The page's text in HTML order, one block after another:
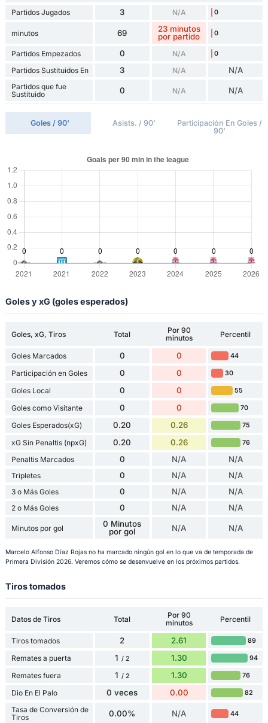
Partidos Jugados 3 N/A 0
minutos 69
23 minutos
por partido
0
Partidos Empezados 0 N/A 0
Partidos Sustituidos En 3 N/A N/A
Partidos que fue
Sustituido
0 N/A N/A
Goles / 90' Asists. / 90'
Participación En Goles /
90'
Goles y xG (goles esperados)
Goles, xG, Tiros Total
Por 90
minutos
Percentil
Goles Marcados 0 0 44
Participación en Goles 0 0 30
Goles Local 0 0 55
Goles como Visitante 0 0 70
Goles Esperados(xG) 0.20 0.26 75
xG Sin Penaltis (npxG) 0.20 0.26 76
Penaltis Marcados 0 N/A N/A
Tripletes 0 N/A N/A
3 o Más Goles 0 N/A N/A
2 o Más Goles 0 N/A N/A
Minutos por gol
0 Minutos
por gol
N/A N/A
Marcelo Alfonso Díaz Rojas no ha marcado ningún gol en lo que va de temporada de
Primera División 2026. Veremos cómo se desenvuelve en los próximos partidos.
Tiros tomados
Datos de Tiros Total
Por 90
minutos
Percentil
Tiros tomados 2 2.61 89
Remates a puerta 1 / 2 1.30 94
Remates fuera 1 / 2 1.30 76
Dio En El Palo 0 veces 0.00 82
Tasa de Conversión de
Tiros
0.00% N/A 44